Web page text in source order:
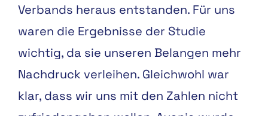
Verbands heraus entstanden. Für uns
waren die Ergebnisse der Studie
wichtig, da sie unseren Belangen mehr
Nachdruck verleihen. Gleichwohl war
klar, dass wir uns mit den Zahlen nicht